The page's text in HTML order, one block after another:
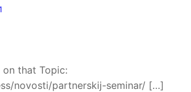
that Topic:
novosti/partnerskij-seminar/ […]